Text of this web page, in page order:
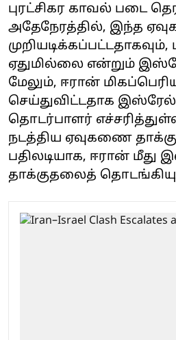
புரட்சிகர காவல் படை
அதேநேரத்தில், இந்த
முறியடிக்கப்பட்டதாகவும்,
ஏதுமில்லை என்றும்
மேலும், ஈரான்
செய்துவிட்டதாக
தொடர்பாளர்
நடத்திய ஏவுகணை
பதிலடியாக, ஈரான்
தாக்குதலைத்